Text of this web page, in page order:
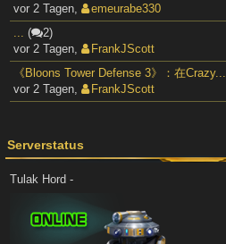
vor 2 Tagen,
emeurabe330
... (
2)
vor 2 Tagen,
FrankJScott
《Bloons Tower Defense 3》：在Crazy...
vor 2 Tagen, FrankJScott
Serverstatus
Tulak Hord -